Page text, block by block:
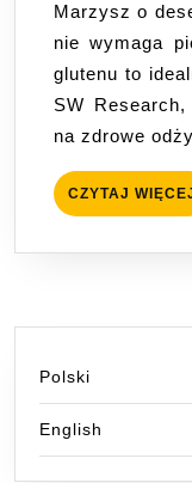
Marzysz o deserze, który jest pyszny, zdrowy i
nie wymaga
glutenu to
SW
na zdrowe
CZYTAJ
Polski
English